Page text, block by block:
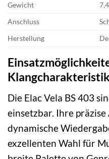
Gewicht
Anschluss
Herstellung
Klangcharakteristik
Die Elac Vela BS 403
einsetzbar. Ihre
dynamische
exzellenten Wahl für